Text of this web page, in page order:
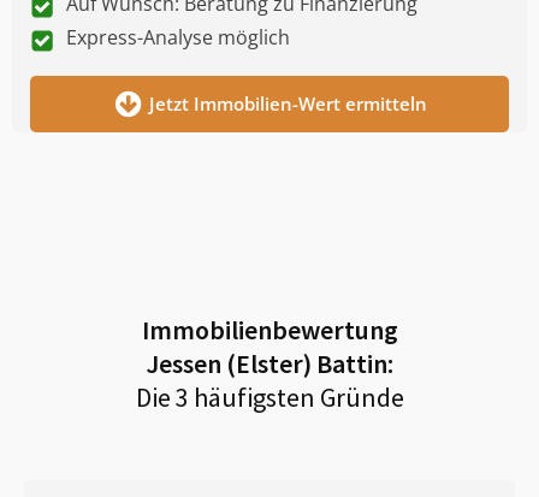
Express-Analyse möglich
Jetzt Immobilien-Wert ermitteln
Immobilienbewertung
Jessen (Elster) Battin:
Die 3 häufigsten Gründe